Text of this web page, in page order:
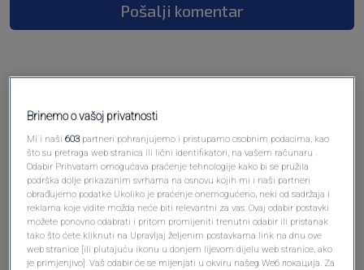
Pošalji komentar
Oglas
Brinemo o vašoj privatnosti
Mi i naši603 partneri pohranjujemo i pristupamo osobnim podacima, kao
što su pretraga web stranica ili lični identifikatori, na vašem računaru .
Odabir Prihvatam omogućava praćenje tehnologije kako bi se pružila
podrška dolje prikazanim svrhama na osnovu kojih mi i naši partneri
obrađujemo podatke Ukoliko je praćenje onemogućeno, neki od sadržaja i
reklama koje vidite možda neće biti relevantni za vas. Ovaj odabir postavki
možete ponovno odabrati i pritom promijeniti trenutni odabir ili pristanak
tako što ćete kliknuti na Upravljaj željenim postavkama link na dnu ove
web stranice [ili plutajuću ikonu u donjem lijevom dijelu web stranice, ako
je primjenjivo]. Vaš odabir će se mijenjati u okviru našeg Wеб локација. Za